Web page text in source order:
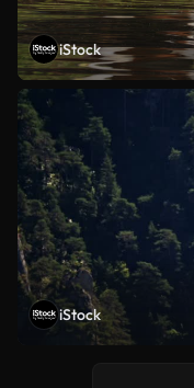
iStock
iStock